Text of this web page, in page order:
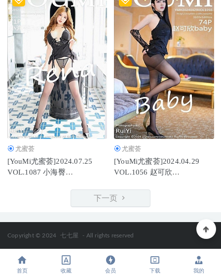
尤蜜荟
[YouMi尤蜜荟]2024.07.25
VOL.1087 小海臀
尤蜜荟
[YouMi尤蜜荟]2024.04.29
VOL.1056 赵可欣
下一页
Copyright © 2024 七七屋 - All rights reserved
首页 收藏 会员 下载 我的